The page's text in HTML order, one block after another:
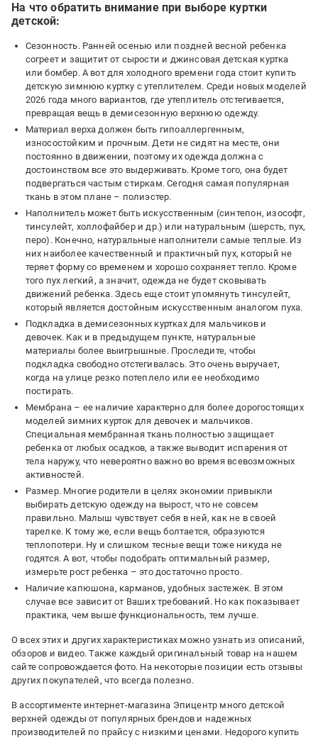
На что обратить внимание при выборе куртки
детской:
Сезонность. Ранней осенью или поздней весной ребенка
согреет и защитит от сырости и джинсовая детская куртка
или бомбер. А вот для холодного времени года стоит купить
детскую зимнюю куртку с утеплителем. Среди новых моделей
2026 года много вариантов, где утеплитель отстегивается,
превращая вещь в демисезонную верхнюю одежду.
Материал верха должен быть гипоаллергенным,
износостойким и прочным. Дети не сидят на месте, они
постоянно в движении, поэтому их одежда должна с
достоинством все это выдерживать. Кроме того, она будет
подвергаться частым стиркам. Сегодня самая популярная
ткань в этом плане – полиэстер.
Наполнитель может быть искусственным (синтепон, изософт,
тинсулейт, холлофайбер и др.) или натуральным (шерсть, пух,
перо). Конечно, натуральные наполнители самые теплые. Из
них наиболее качественный и практичный пух, который не
теряет форму со временем и хорошо сохраняет тепло. Кроме
того пух легкий, а значит, одежда не будет сковывать
движений ребенка. Здесь еще стоит упомянуть тинсулейт,
который является достойным искусственным аналогом пуха.
Подкладка в демисезонных куртках для мальчиков и
девочек. Как и в предыдущем пункте, натуральные
материалы более выигрышные. Проследите, чтобы
подкладка свободно отстегивалась. Это очень выручает,
когда на улице резко потеплело или ее необходимо
постирать.
Мембрана – ее наличие характерно для более дорогостоящих
моделей зимних курток для девочек и мальчиков.
Специальная мембранная ткань полностью защищает
ребенка от любых осадков, а также выводит испарения от
тела наружу, что невероятно важно во время всевозможных
активностей.
Размер. Многие родители в целях экономии привыкли
выбирать детскую одежду на вырост, что не совсем
правильно. Малыш чувствует себя в ней, как не в своей
тарелке. К тому же, если вещь болтается, образуются
теплопотери. Ну и слишком тесные вещи тоже никуда не
годятся. А вот, чтобы подобрать оптимальный размер,
измерьте рост ребенка – это достаточно просто.
Наличие капюшона, карманов, удобных застежек. В этом
случае все зависит от Ваших требований. Но как показывает
практика, чем выше функциональность, тем лучше.
О всех этих и других характеристиках можно узнать из описаний,
обзоров и видео. Также каждый оригинальный товар на нашем
сайте сопровождается фото. На некоторые позиции есть отзывы
других покупателей, что всегда полезно.
В ассортименте интернет-магазина Эпицентр много детской
верхней одежды от популярных брендов и надежных
производителей по прайсу с низкими ценами. Недорого купить